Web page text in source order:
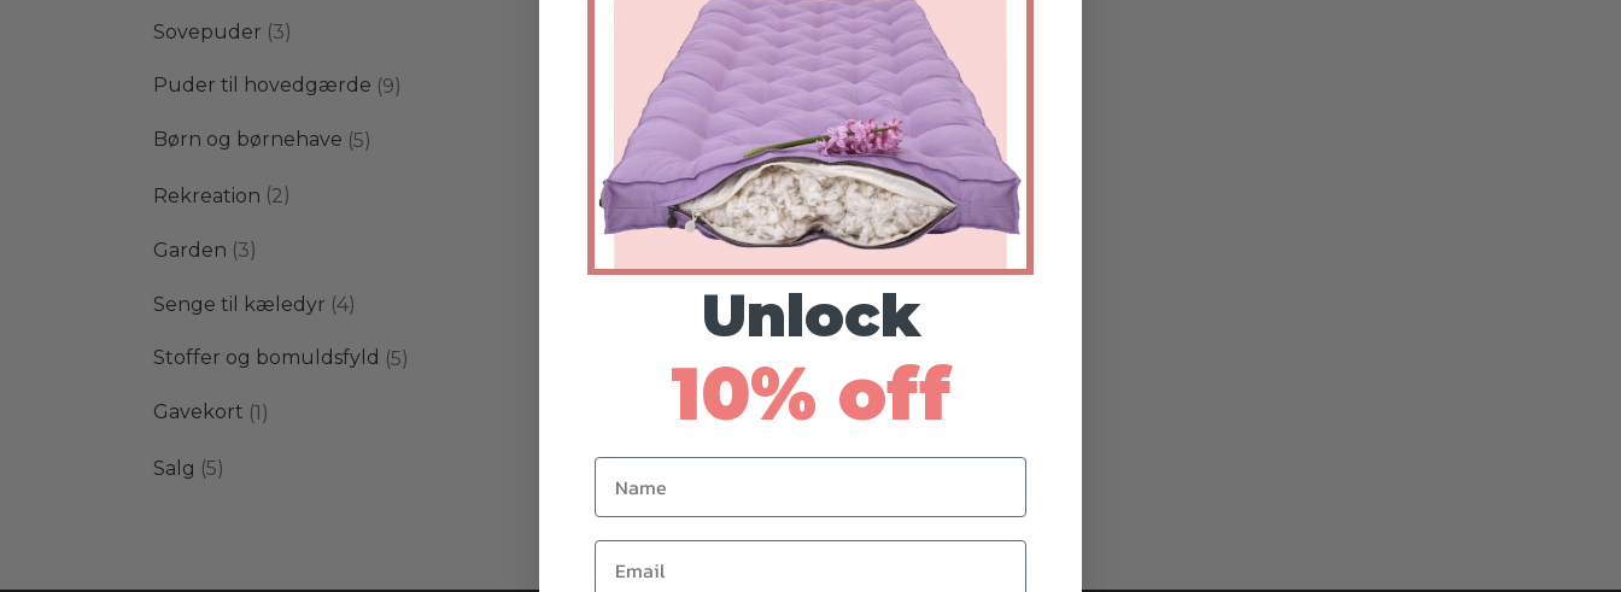
Sovepuder 33
Puder til hovedgærde 99
Børn og børnehave 55
Rekreation 22
Garden 33
Senge til kæledyr 44
Stoffer og bomuldsfyld 55
Gavekort 11
Salg 55
Papasan-pude i
økologisk bomuld
med tryk på
Priser fra $373
Tuftede runde
puder i økologisk
bomuld 3
Unlock
10% off
Name
Email